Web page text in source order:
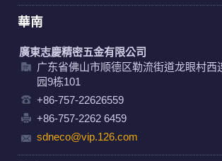
華南
廣東志慶精密五金有限公司
广东省佛山市顺德区勒流街道龙眼村西
园9栋101
+86-757-22626559
+86-757-2262 6459
sdneco@vip.126.com